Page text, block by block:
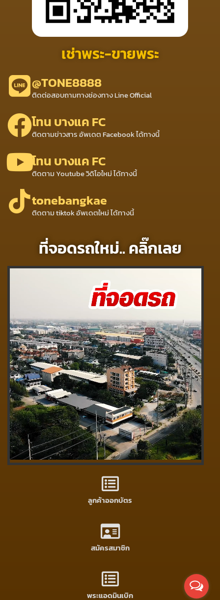
เช่าพระ-ขายพระ
@TONE8888
ติดต่อสอบถามทางช่องทาง Line Official
โทน บางแค FC
ติดตามข่าวสาร อัพเดต Facebook ได้ทางนี้
โทน บางแค FC
ติดตาม Youtube วิดิโอใหม่ ได้ทางนี้
tonebangkae
ติดตาม tiktok อัพเดตใหม่ ได้ทางนี้
ที่จอดรถใหม่.. คลิ๊กเลย
ลูกค้าออกบัตร
สมัครสมาชิก
พระแอดมินเบิก